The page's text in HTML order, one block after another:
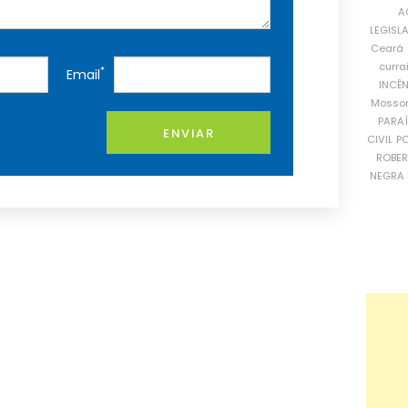
Email*
ENVIAR
Ceará
CIVIL
NEGRA